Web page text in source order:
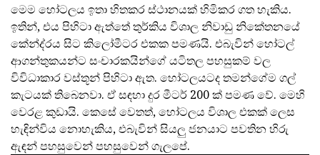
මෙම හෝටලය ඉතා හිතකර ස්ථානයක් හිමිකර ගත හැකිය.
ඉතින්, එය පිහිටා ඇත්තේ තුර්කිය විශාල නිවාඩු නිකේතනයේ
කේන්ද්රය සිට කිලෝමීටර එකක පමණයි. එබැවින් හෝටල්
ආගන්තුකයන්ට සංචාරකයින්ගේ යටිතල පහසුකම් වල
විවිධාකාර වස්තූන් පිහිටා ඇත. හෝටලයටද තමන්ගේම ගල්
කැටයක් තිබෙනවා. ඒ සඳහා දුර මීටර් 200 ක් පමණ වේ. මෙහි
වෙරළ කුඩායි. කෙසේ වෙතත්, හෝටලය විශාල එකක් ලෙස
හැඳින්විය නොහැකිය, එබැවින් සියලු ජනයාට පවතින හිරු
ඇඳන් පහසුවෙන් පහසුවෙන් ගැලපේ.